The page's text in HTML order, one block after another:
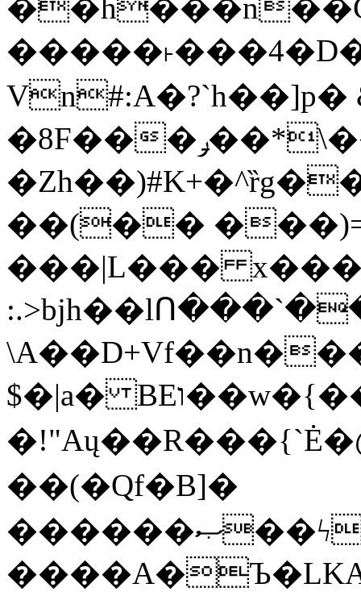
Vn#:A�?`h��]p�
�8F���ݛ��*\��U��S
��(��
���|L���
$�|a� BEו��w�{���;���q�X��d%�������W� hU�(�1�Ū}9�S�F<��i�L3�;�
��(�Qf�B]�
������ޞ��ϟak��r��_39$�8�p���7�2�yIZ�R��x��/